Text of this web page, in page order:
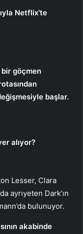
Netflix’te
bir göçmen
başlar.
alıyor?
Lesser, Clara
ayrıyeten Dark’ın
bulunuyor.
akabinde